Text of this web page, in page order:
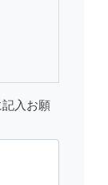
入お願